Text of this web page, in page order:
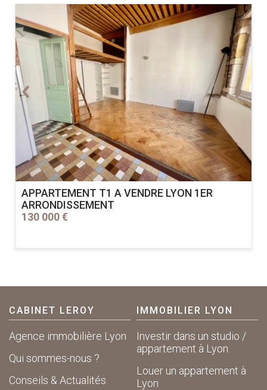
APPARTEMENT T1 A VENDRE LYON 1ER
ARRONDISSEMENT
130 000 €
CABINET LEROY
Agence immobilière Lyon
Qui sommes-nous ?
Conseils & Actualités
IMMOBILIER LYON
Investir dans un studio /
appartement à Lyon
Louer un appartement à
Lyon